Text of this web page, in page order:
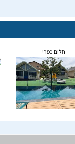
חלום כפרי